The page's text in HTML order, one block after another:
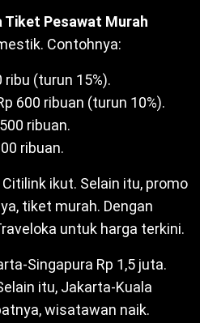
Tiket Pesawat Murah
Contohnya:
ribu (turun 15%).
600 ribuan (turun 10%).
ribuan.
ribuan.
ikut. Selain itu, promo
tiket murah. Dengan
untuk harga terkini.
Singapura Rp 1,5 juta.
itu, Jakarta-Kuala
wisatawan naik.